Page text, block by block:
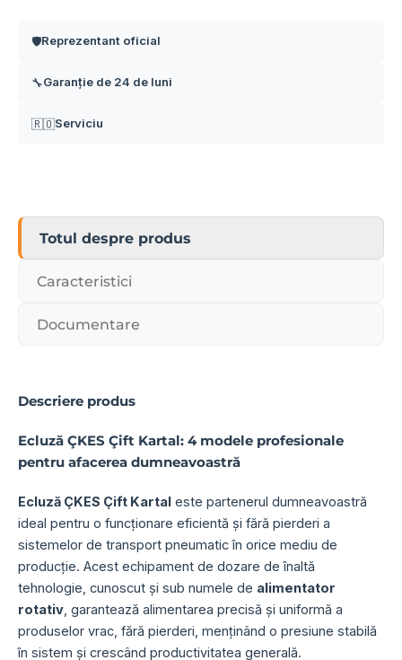
🛡️Reprezentant oficial
🔧Garanție de 24 de luni
🇷🇴Serviciu
Totul despre produs
Caracteristici
Documentare
Descriere produs
Ecluză ÇKES Çift Kartal: 4 modele profesionale
pentru afacerea dumneavoastră
Ecluză ÇKES Çift Kartal este partenerul dumneavoastră
ideal pentru o funcționare eficientă și fără pierderi a
sistemelor de transport pneumatic în orice mediu de
producție. Acest echipament de dozare de înaltă
tehnologie, cunoscut și sub numele de alimentator
rotativ, garantează alimentarea precisă și uniformă a
produselor vrac, fără pierderi, menținând o presiune stabilă
în sistem și crescând productivitatea generală.